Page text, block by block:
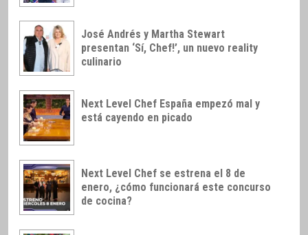
José Andrés y Martha Stewart
presentan ‘Sí, Chef!’, un nuevo reality
culinario
Next Level Chef España empezó mal y
está cayendo en picado
Next Level Chef se estrena el 8 de
enero, ¿cómo funcionará este concurso
de cocina?